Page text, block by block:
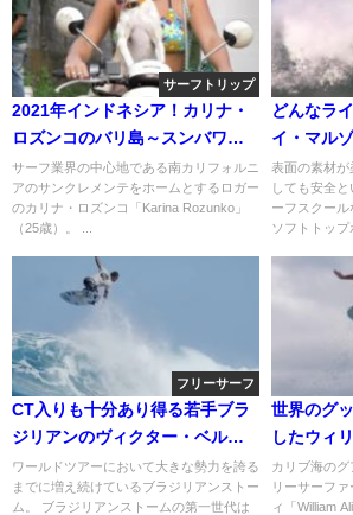
サーフトリップ
2021年インドネシア！カリナ・
ロズンコのバリ島～スンバワ島
ロードトリップ
サーフ業界の中心地である南カリフォルニ
アのサンクレメンテをホームとするロガー
のカリナ・ロズンコ「Karina Rozunko」
（25歳）。 ...
どんなラ
イ・マル
でのフリ
表面の素材が
しても安全
ーフスクー
ソフトトップ
フリーサーフ
CT入りも十分あり得る若手ブラ
ジリアンのヴィクター・ベルナ
ルド！フリーサーフ動画＠ハワ
イ
ワールドツアーにおいて大きな勢力を誇る
までに増え続けているブラジリアンストー
ム。 ブラジリアンストームの第一世代は
世界のグ
したウィ
主演作「
カリブ海の
リーサーフ
ィ「William